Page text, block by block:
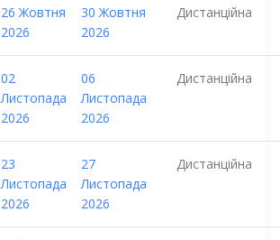
26 Жовтня
2026
30 Жовтня
2026
Дистанційна
02
Листопада
2026
06
Листопада
2026
Дистанційна
23
Листопада
2026
27
Листопада
2026
Дистанційна